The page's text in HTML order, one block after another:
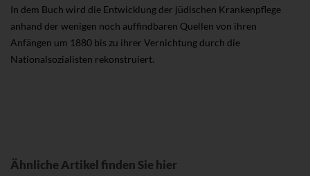
In dem Buch wird die Entwicklung der jüdischen Krankenpflege
anhand der wenigen noch auffindbaren Quellen von ihren
Anfängen um 1880 bis zu ihrer Vernichtung durch die
Nationalsozialisten rekonstruiert.
Ähnliche Artikel finden Sie hier